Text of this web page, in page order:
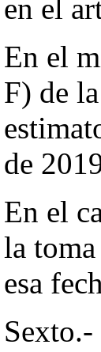
en el
En el
F) de
de
En el
la
esa